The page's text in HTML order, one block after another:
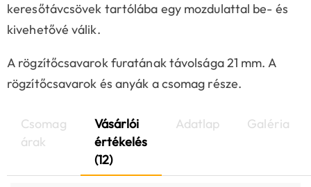
keresőtávcsövek tartólába egy mozdulattal be- és
kivehetővé válik.
A rögzítőcsavarok furatának távolsága 21 mm. A
rögzítőcsavarok és anyák a csomag része.
Csomag
árak
Vásárlói
értékelés
(12)
Adatlap Galéria